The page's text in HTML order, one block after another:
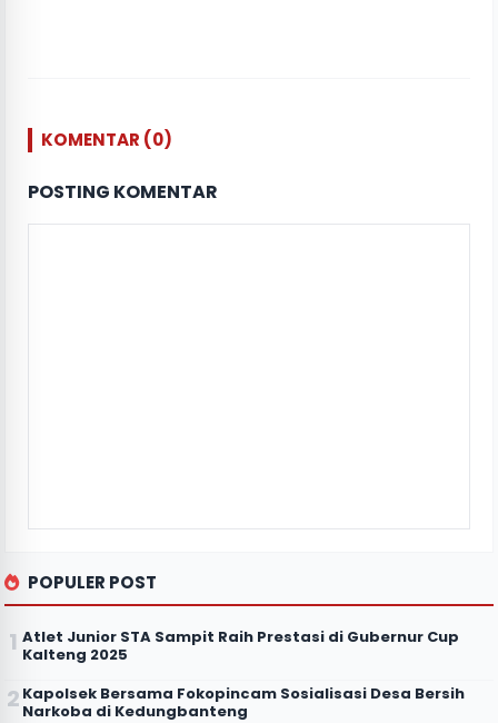
KOMENTAR (0)
POSTING KOMENTAR
POPULER POST
Atlet Junior STA Sampit Raih Prestasi di Gubernur Cup
Kalteng 2025
Kapolsek Bersama Fokopincam Sosialisasi Desa Bersih
Narkoba di Kedungbanteng